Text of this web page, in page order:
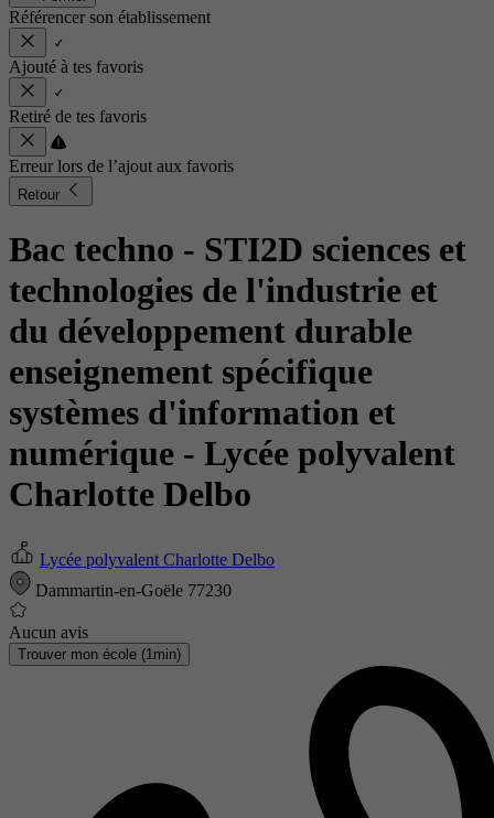
Référencer son établissement
Ajouté à tes favoris
Retiré de tes favoris
Erreur lors de l’ajout aux favoris
Retour
Bac techno - STI2D sciences et
technologies de l'industrie et
du développement durable
enseignement spécifique
systèmes d'information et
numérique - Lycée polyvalent
Charlotte Delbo
Lycée polyvalent Charlotte Delbo
Dammartin-en-Goële 77230
Aucun avis
Trouver mon école (1min)